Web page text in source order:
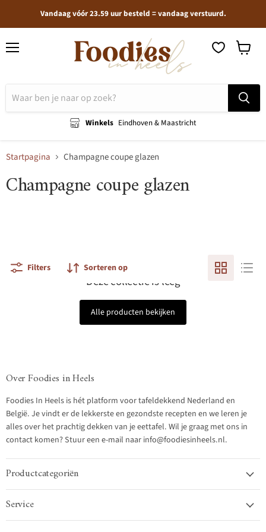
Vandaag vóór 23.59 uur besteld = vandaag verstuurd.
Winkels Eindhoven & Maastricht
Startpagina Champagne coupe glazen
Champagne coupe glazen
Filters Sorteren op
Deze collectie is leeg
Alle producten bekijken
Over Foodies in Heels
Foodies In Heels is hét platform voor tafeldekkend Nederland en
België. Je vindt er de lekkerste en gezondste recepten en we leren je
alles over het prachtig dekken van je eettafel. Wil je graag met ons in
contact komen? Stuur een e-mail naar info@foodiesinheels.nl.
Productcategoriën
Service